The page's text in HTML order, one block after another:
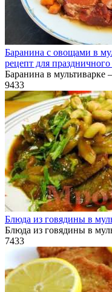
Баранина с овощами в
рецепт для праздничного
Баранина в мультиварке
9433
Блюда из говядины в
Блюда из говядины в
7433